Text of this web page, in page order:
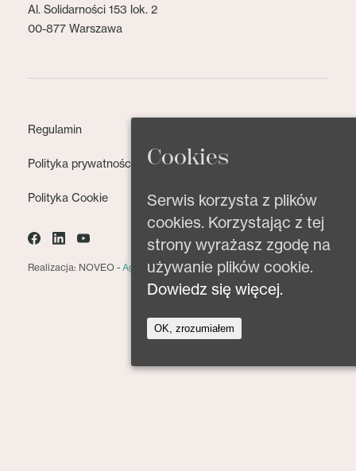
Al. Solidarności 153 lok. 2
00-877 Warszawa
Regulamin
Polityka prywatności
Polityka Cookie
Realizacja: NOVEO - Agencja interaktywna
Cookies
Serwis korzysta z plików
cookies. Korzystając z tej
strony wyrażasz zgodę na
używanie plików cookie.
Dowiedz się więcej.
OK, zrozumiałem